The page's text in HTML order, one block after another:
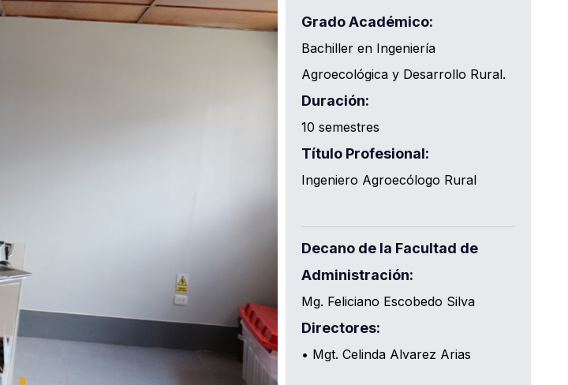
Grado Académico:
Bachiller en Ingeniería
Agroecológica y Desarrollo Rural.
Duración:
10 semestres
Título Profesional:
Ingeniero Agroecólogo Rural
Decano de la Facultad de
Administración:
Mg. Feliciano Escobedo Silva
Directores:
• Mgt. Celinda Alvarez Arias